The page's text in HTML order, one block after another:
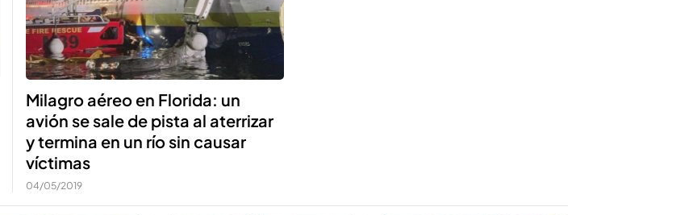
Milagro aéreo en Florida: un
avión se sale de pista al aterrizar
y termina en un río sin causar
víctimas
04/05/2019